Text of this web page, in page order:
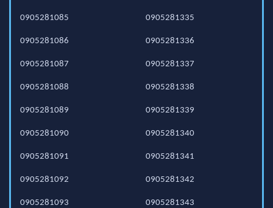
0905281085
0905281086
0905281087
0905281088
0905281089
0905281090
0905281091
0905281092
0905281093
0905281335
0905281336
0905281337
0905281338
0905281339
0905281340
0905281341
0905281342
0905281343